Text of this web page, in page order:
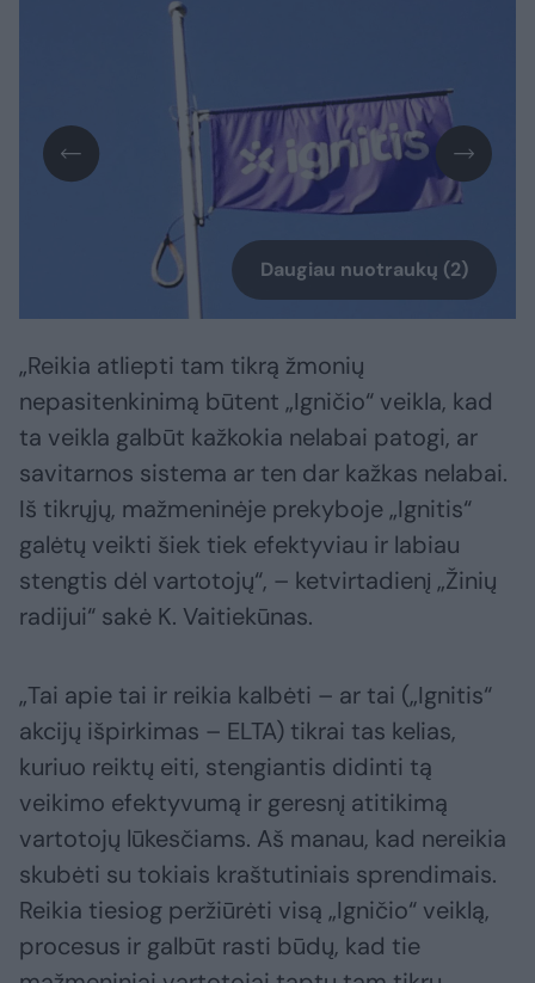
Daugiau nuotraukų (2)
„Reikia atliepti tam tikrą žmonių
nepasitenkinimą būtent „Igničio“ veikla, kad
ta veikla galbūt kažkokia nelabai patogi, ar
savitarnos sistema ar ten dar kažkas nelabai.
Iš tikrųjų, mažmeninėje prekyboje „Ignitis“
galėtų veikti šiek tiek efektyviau ir labiau
stengtis dėl vartotojų“, – ketvirtadienį „Žinių
radijui“ sakė K. Vaitiekūnas.
„Tai apie tai ir reikia kalbėti – ar tai („Ignitis“
akcijų išpirkimas – ELTA) tikrai tas kelias,
kuriuo reiktų eiti, stengiantis didinti tą
veikimo efektyvumą ir geresnį atitikimą
vartotojų lūkesčiams. Aš manau, kad nereikia
skubėti su tokiais kraštutiniais sprendimais.
Reikia tiesiog peržiūrėti visą „Igničio“ veiklą,
procesus ir galbūt rasti būdų, kad tie